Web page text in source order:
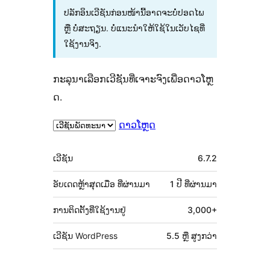
ປລັກອິນເວີຊັນກ່ອນໜ້ານີ້ອາດຈະບໍ່ປອດໄພ
ຫຼື ບໍ່ສະຖຽນ. ບໍ່ແນະນຳໃຫ້ໃຊ້ໃນເວັບໄຊທີ່
ໃຊ້ງານຈິງ.
ກະລຸນາເລືອກເວີຊັນທີ່ເຈາະຈົງເພື່ອດາວໂຫຼ
ດ.
ດາວໂຫຼດ
ຂໍ້ມູນ
ກຳກັບ
(Meta)
ເວີຊັນ 6.7.2
ອັບເດດຫຼ້າສຸດເມື່ອ 1 ປີ ທີ່ຜ່ານມາ
ທີ່ຜ່ານມາ
ການຕິດຕັ້ງທີ່ໃຊ້ງານຢູ່ 3,000+
ເວີຊັນ WordPress 5.5 ຫຼື ສູງກວ່າ